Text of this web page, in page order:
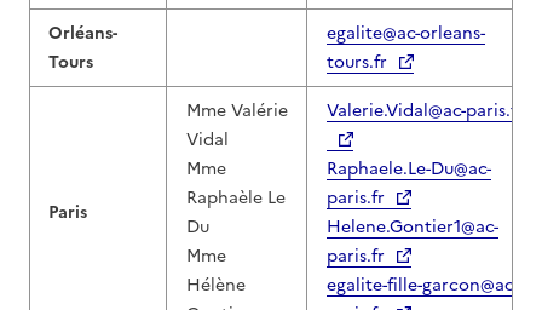
Orléans-
Tours
egalite@ac-orleans-
tours.fr
Paris
Mme Valérie
Vidal
Mme
Raphaèle Le
Du
Mme
Hélène
Valerie.Vidal@ac-paris.fr
Raphaele.Le-Du@ac-
paris.fr
Helene.Gontier1@ac-
paris.fr
egalite-fille-garcon@ac-